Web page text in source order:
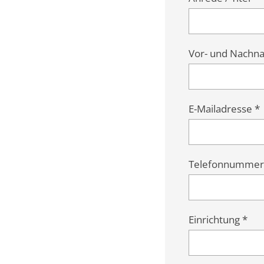
Vor- und
E-Mailadresse *
Einrichtung *